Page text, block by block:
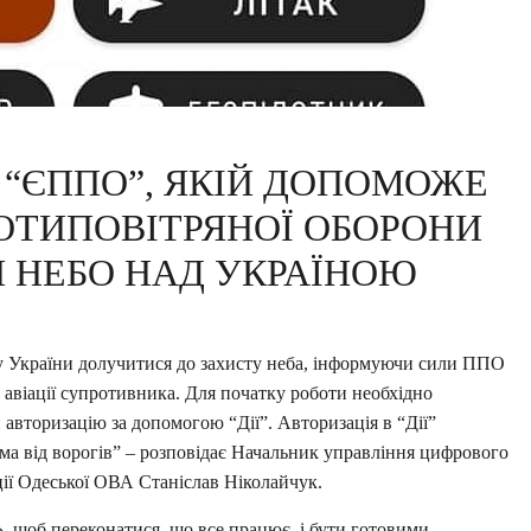
ЯКІЙ ДОПОМОЖЕ
ОБОРОНИ
НАД УКРАЇНОЮ
долучитися до захисту неба, інформуючи сили ППО
супротивника. Для початку роботи необхідно
за допомогою “Дії”. Авторизація в “Дії”
ворогів” – розповідає Начальник управління цифрового
Одеської ОВА Станіслав Ніколайчук.